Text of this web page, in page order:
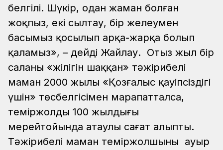
белгілі. Шүкір, одан жаман болған
жоқпыз, екі сылтау, бір желеумен
басымыз қосылып арқа-жарқа болып
қаламыз», – дейді Жайлау. Отыз жыл бір
саланың «жілігін шаққан» тәжірибелі
маман 2000 жылы «Қозғалыс қауіпсіздігі
үшін» төсбелгісімен марапатталса,
теміржолдың 100 жылдығы
мерейтойында атаулы сағат алыпты.
Тәжірибелі маман теміржолшының ауыр